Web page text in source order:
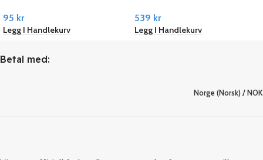
95 kr
Legg I Handlekurv
PC Steam
539 kr
Legg I Handlekurv
Betal med:
Norge (Norsk) / NOK